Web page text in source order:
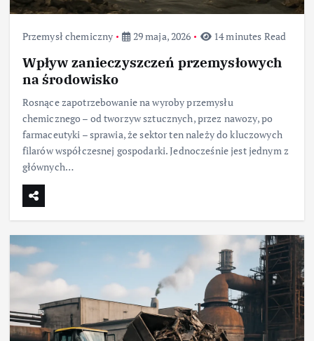
Przemysł chemiczny 29 maja, 2026 14 minutes Read
Wpływ zanieczyszczeń przemysłowych
na środowisko
Rosnące zapotrzebowanie na wyroby przemysłu
chemicznego – od tworzyw sztucznych, przez nawozy, po
farmaceutyki – sprawia, że sektor ten należy do kluczowych
filarów współczesnej gospodarki. Jednocześnie jest jednym z
głównych…